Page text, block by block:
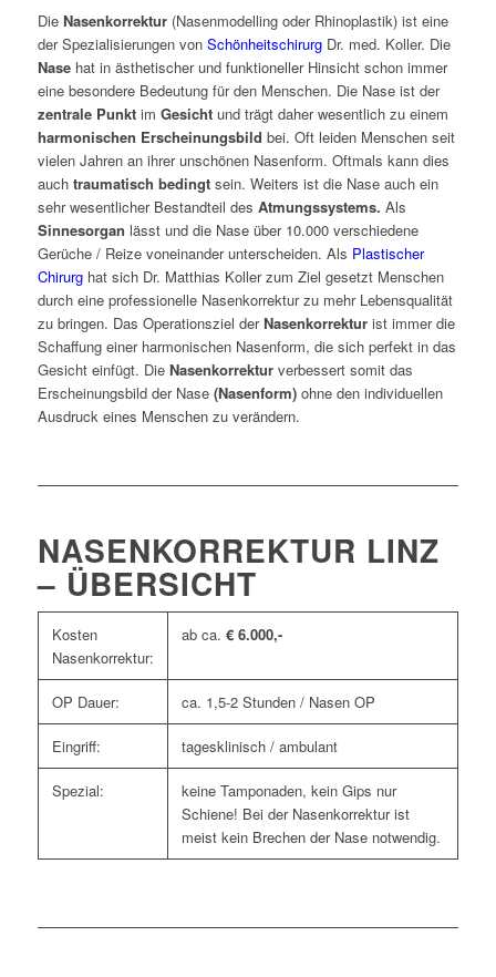
Die Nasenkorrektur(Nasenmodelling oder Rhinoplastik) ist eine
der Spezialisierungen von SchönheitschirurgDr. med. Koller. Die
Nasehat in ästhetischer und funktioneller Hinsicht schon immer
eine besondere Bedeutung für den Menschen. Die Nase ist der
zentrale Punktim Gesichtund trägt daher wesentlich zu einem
harmonischen Erscheinungsbild bei. Oft leiden Menschen seit
vielen Jahren an ihrer unschönen Nasenform. Oftmals kann dies
auch traumatisch bedingtsein. Weiters ist die Nase auch ein
sehr wesentlicher Bestandteil des Atmungssystems. Als
Sinnesorgan lässt und die Nase über 10.000 verschiedene
Gerüche / Reize voneinander unterscheiden. Als Plastischer
Chirurghat sich Dr. Matthias Koller zum Ziel gesetzt Menschen
durch eine professionelle Nasenkorrektur zu mehr Lebensqualität
zu bringen. Das Operationsziel der Nasenkorrekturist immer die
Schaffung einer harmonischen Nasenform, die sich perfekt in das
Gesicht einfügt. Die Nasenkorrekturverbessert somit das
Erscheinungsbild der Nase (Nasenform)ohne den individuellen
Ausdruck eines Menschen zu verändern.
NASENKORREKTUR LINZ
– ÜBERSICHT
Kosten
Nasenkorrektur:
ab ca. € 6.000,-
OP Dauer: ca. 1,5-2 Stunden / Nasen OP
Eingriff: tagesklinisch / ambulant
Spezial:
keine Tamponaden, kein Gips nur
Schiene! Bei der Nasenkorrektur ist
meist kein Brechen der Nase notwendig.